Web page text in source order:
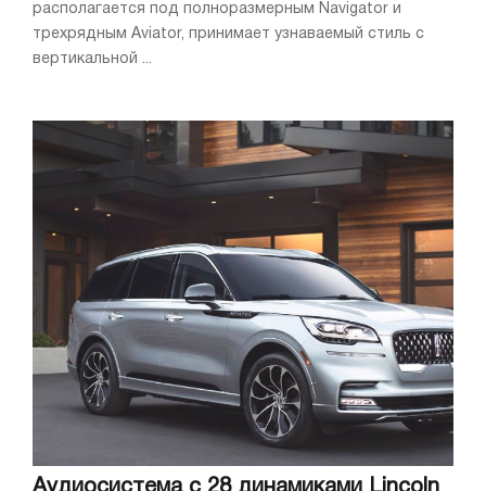
располагается под полноразмерным Navigator и
трехрядным Aviator, принимает узнаваемый стиль с
вертикальной ...